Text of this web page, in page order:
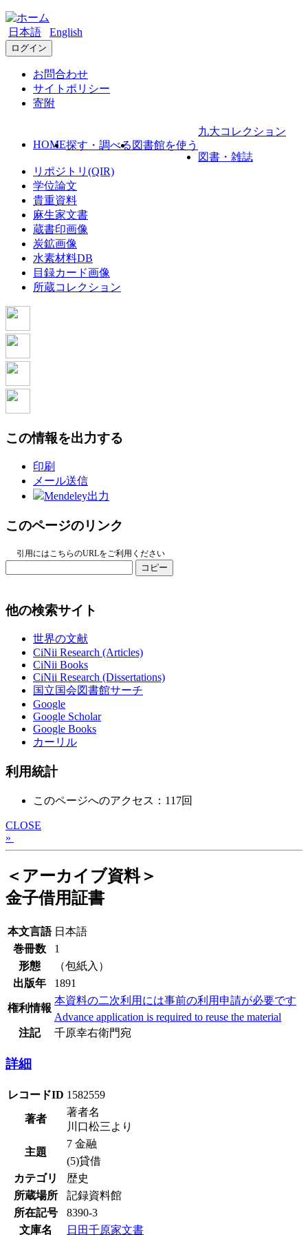
日本語 English
ログイン
お問合わせ
サイトポリシー
寄附
HOME探す・調べる 図書館を使う
九大コレクション
図書・雑誌
リポジトリ(QIR)
学位論文
貴重資料
麻生家文書
蔵書印画像
炭鉱画像
水素材料DB
目録カード画像
所蔵コレクション
この情報を出力する
印刷
メール送信
Mendeley出力
このページのリンク
引用にはこちらのURLをご利用ください
コピー
他の検索サイト
世界の文献
CiNii Research (Articles)
CiNii Books
CiNii Research (Dissertations)
国立国会図書館サーチ
Google
Google Scholar
Google Books
カーリル
利用統計
このページへのアクセス：117回
CLOSE
»
＜アーカイブ資料＞
金子借用証書
本文言語 日本語
巻冊数
1
形態
（包紙入）
出版年
1891
権利情報
本資料の二次利用には事前の利用申請が必要です
Advance application is required to reuse the material
注記
千原幸右衛門宛
詳細
レコードID 1582559
著者
著者名
川口松三より
主題
7 金融
(5)貸借
カテゴリ
歴史
所蔵場所
記録資料館
所在記号
8390-3
文庫名
日田千原家文書